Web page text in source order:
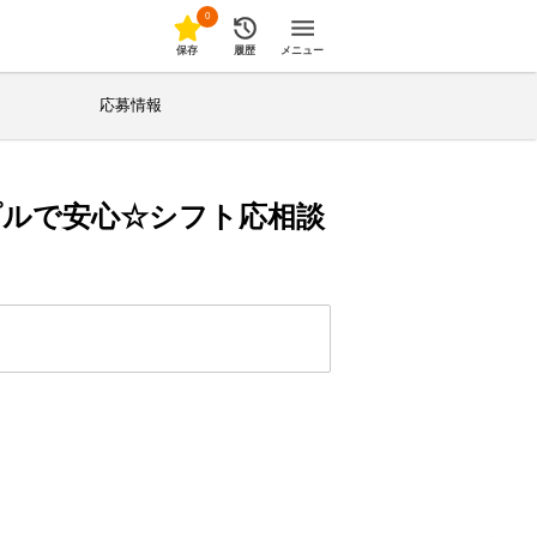
0
保存 履歴 メニュー
応募情報
で安心☆シフト応相談